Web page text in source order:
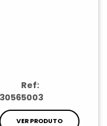
Ref:
30565003
VER PRODUTO